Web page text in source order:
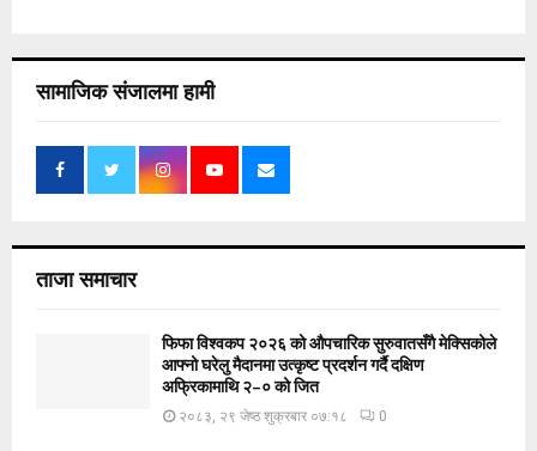
सामाजिक संजालमा हामी
ताजा समाचार
फिफा विश्वकप २०२६ को औपचारिक सुरुवातसँगै मेक्सिकोले
आफ्नो घरेलु मैदानमा उत्कृष्ट प्रदर्शन गर्दै दक्षिण
अफ्रिकामाथि २–० को जित
२०८३, २९ जेष्ठ शुक्रबार ०७:१८ 0